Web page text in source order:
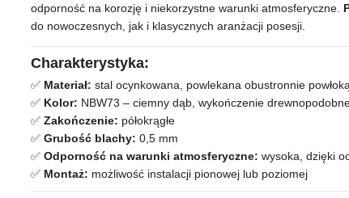
odporność na korozję i niekorzystne warunki atmosferyczne.
do nowoczesnych, jak i klasycznych aranżacji posesji.
Charakterystyka:
✅ Materiał: stal ocynkowana, powlekana obustronnie
✅ Kolor: NBW73 – ciemny dąb, wykończenie
✅ Zakończenie: półokrągłe
✅ Grubość blachy: 0,5 mm
✅ Odporność na warunki atmosferyczne: wysoka, dzięki
✅ Montaż: możliwość instalacji pionowej lub poziomej